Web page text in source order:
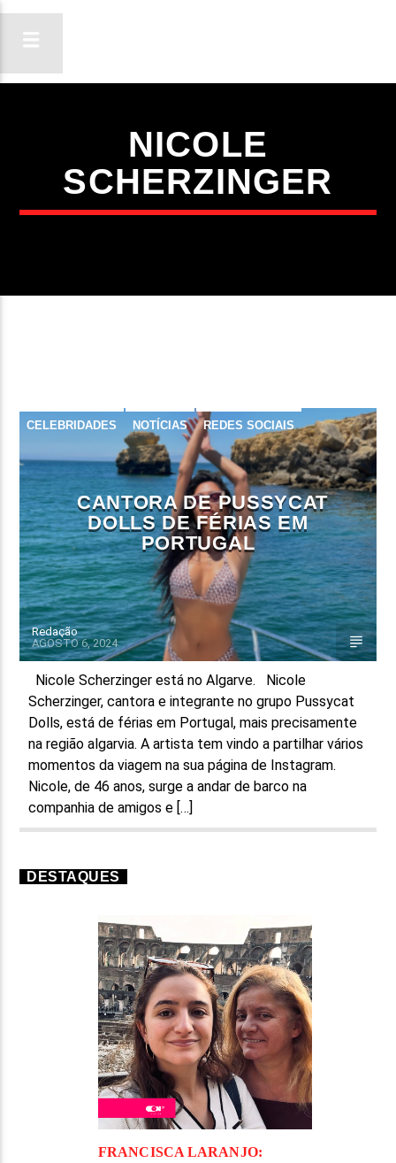
ON FM
LIGA-TE
FAIXA ATUAL
TÍTULO
ARTISTA
ON FM
NICOLE
SCHERZINGER
CELEBRIDADES NOTÍCIAS REDES SOCIAIS
CANTORA DE PUSSYCAT
DOLLS DE FÉRIAS EM
PORTUGAL
Redação
AGOSTO 6, 2024
Nicole Scherzinger está no Algarve. Nicole
Scherzinger, cantora e integrante no grupo Pussycat
Dolls, está de férias em Portugal, mais precisamente
na região algarvia. A artista tem vindo a partilhar vários
momentos da viagem na sua página de Instagram.
Nicole, de 46 anos, surge a andar de barco na
companhia de amigos e […]
DESTAQUES
FRANCISCA LARANJO: